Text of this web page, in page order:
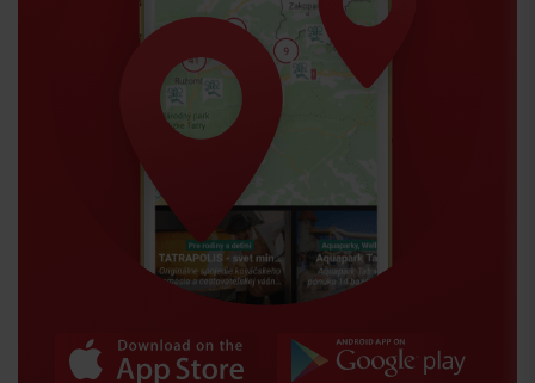
Przyjazd